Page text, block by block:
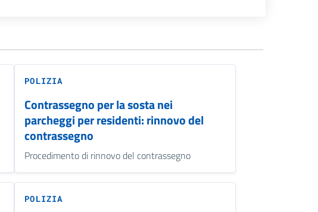
POLIZIA
Contrassegno per la sosta nei
parcheggi per residenti: rinnovo del
contrassegno
Procedimento di rinnovo del contrassegno
POLIZIA